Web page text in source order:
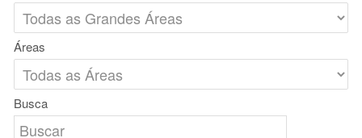
Áreas
Busca